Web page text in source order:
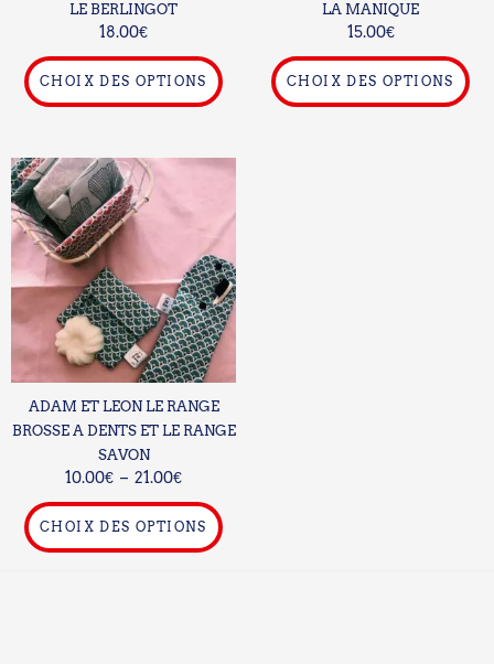
LE BERLINGOT
18.00€
CHOIX DES OPTIONS
produit
LA MANIQUE
15.00€
CHOIX DES OPTIONS
ADAM ET LEON LE RANGE
BROSSE A DENTS ET LE RANGE
SAVON
10.00€ – 21.00€
Plage
10.00€
21.00€
CHOIX DES OPTIONS
Ce
a
variations.
Les
options
peuvent
choisies
la